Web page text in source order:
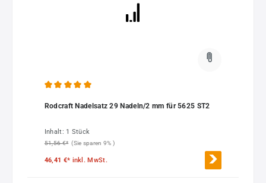
Rodcraft Nadelsatz 29 Nadeln/2 mm für 5625 ST2
Inhalt: 1 Stück
51,56 €* (Sie sparen 9% )
46,41 €* inkl. MwSt.